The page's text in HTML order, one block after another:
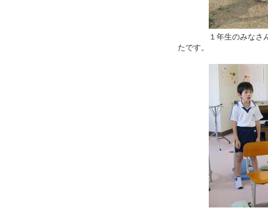
１年生のみなさん，
たです。